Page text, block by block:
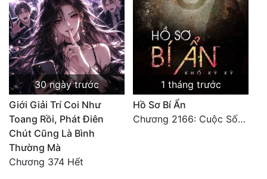
Học Đường
Khoa Huyễn
Khoa Huyễn Không Gian
Kinh Dị
Kiếm Hiệp
Kỳ Huyễn
Kỳ Ảo
30 ngày trước
Giới Giải Trí Coi Như
Toang Rồi, Phát Điên
Chút Cũng Là Bình
Thường Mà
Chương 374 Hết
1 tháng trước
Hồ Sơ Bí Ẩn
Chương 2166: Cuộc Sống (Hoàn)